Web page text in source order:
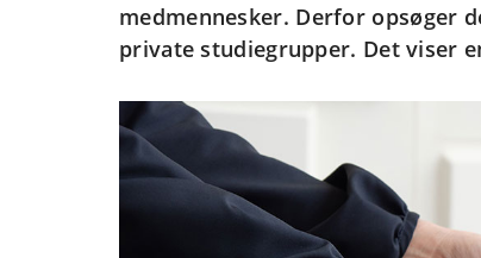
medmennesker. Derfor opsøger
private studiegrupper. Det viser